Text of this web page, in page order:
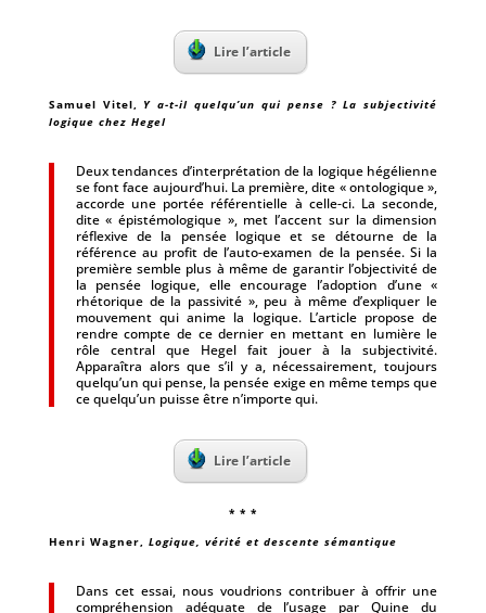
Lire l’article
Samuel Vitel, Y a-t-il quelqu’un qui pense ? La subjectivité
logique chez Hegel
Deux tendances d’interprétation de la logique hégélienne
se font face aujourd’hui. La première, dite « ontologique »,
accorde une portée référentielle à celle-ci. La seconde,
dite « épistémologique », met l’accent sur la dimension
réflexive de la pensée logique et se détourne de la
référence au profit de l’auto-examen de la pensée. Si la
première semble plus à même de garantir l’objectivité de
la pensée logique, elle encourage l’adoption d’une «
rhétorique de la passivité », peu à même d’expliquer le
mouvement qui anime la logique. L’article propose de
rendre compte de ce dernier en mettant en lumière le
rôle central que Hegel fait jouer à la subjectivité.
Apparaîtra alors que s’il y a, nécessairement, toujours
quelqu’un qui pense, la pensée exige en même temps que
ce quelqu’un puisse être n’importe qui.
Lire l’article
* * *
Henri Wagner, Logique, vérité et descente sémantique
Dans cet essai, nous voudrions contribuer à offrir une
compréhension adéquate de l’usage par Quine du